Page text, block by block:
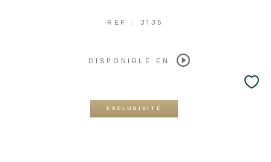
REF : 3135
DISPONIBLE EN
EXCLUSIVITÉ